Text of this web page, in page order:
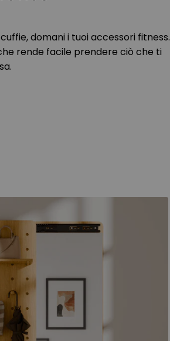
domani i tuoi accessori fitness.
rende facile prendere ciò che ti